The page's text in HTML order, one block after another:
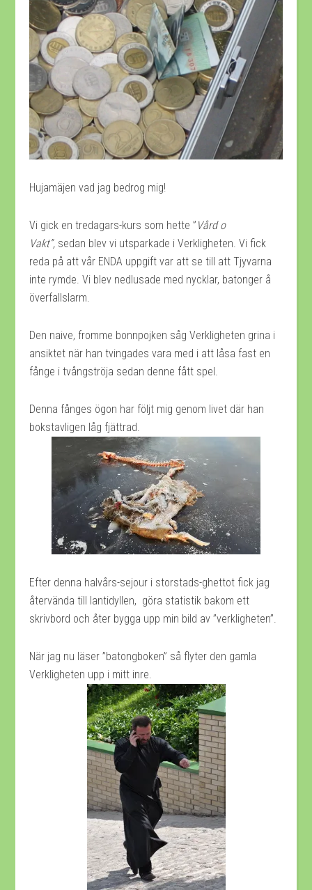
Hujamäjen vad jag bedrog mig!
Vi gick en tredagars-kurs som hette ” Vård o
Vakt”, sedan blev vi utsparkade i Verkligheten. Vi fick
reda på att vår ENDA uppgift var att se till att Tjyvarna
inte rymde. Vi blev nedlusade med nycklar, batonger å
överfallslarm.
Den naive, fromme bonnpojken såg Verkligheten grina i
ansiktet när han tvingades vara med i att låsa fast en
fånge i tvångströja sedan denne fått spel.
Denna fånges ögon har följt mig genom livet där han
bokstavligen låg fjättrad.
Efter denna halvårs-sejour i storstads-ghettot fick jag
återvända till lantidyllen, göra statistik bakom ett
skrivbord och åter bygga upp min bild av ”verkligheten”.
När jag nu läser ”batongboken” så flyter den gamla
Verkligheten upp i mitt inre.